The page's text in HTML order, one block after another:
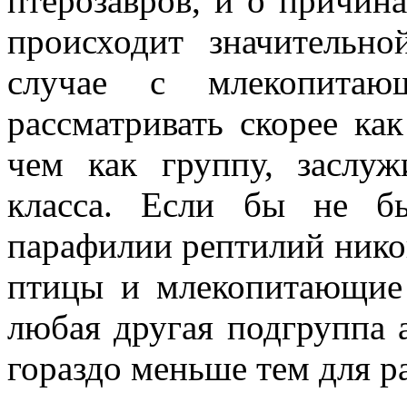
происходит
случае с
рассматривать скорее
чем как группу,
класса. Если бы не
парафилии рептилий
птицы и
любая другая
гораздо меньше тем для